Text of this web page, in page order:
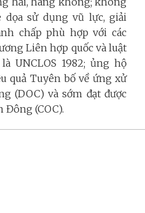
sử dụng vũ lực, giải
chấp phù hợp với các
Liên hợp quốc và luật
UNCLOS 1982; ủng hộ
quả Tuyên bố về ứng xử
(DOC) và sớm đạt được
Đông (COC).